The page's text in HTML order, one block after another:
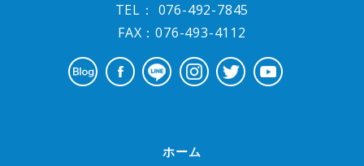
TEL： 076-492-7845
FAX：076-493-4112
ホーム